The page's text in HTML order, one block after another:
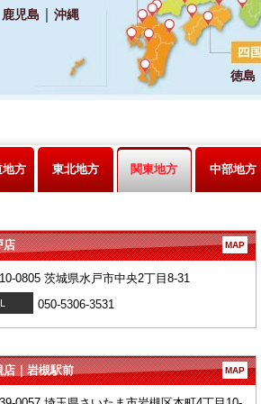
地方 東北地方 関東地方 中部地方
店 MAP
0805 茨城県水戸市中央2丁目8-31
050-5306-3531
店｜岩槻駅前 MAP